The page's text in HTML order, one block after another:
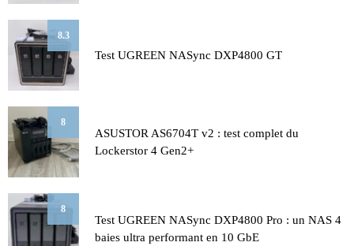
8.3
Test UGREEN NASync DXP4800 GT
8
ASUSTOR AS6704T v2 : test complet du
Lockerstor 4 Gen2+
8
Test UGREEN NASync DXP4800 Pro : un NAS 4
baies ultra performant en 10 GbE